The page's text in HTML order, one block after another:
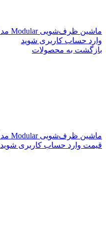
ماشین ظرف‌شویی Modular مدل DW 51 DT
وارد حساب کاربری شوید
بازگشت به محصولات
ماشین ظرف‌شویی Modular مدل FU DWD 50-2
قیمت وارد حساب کاربری شوید